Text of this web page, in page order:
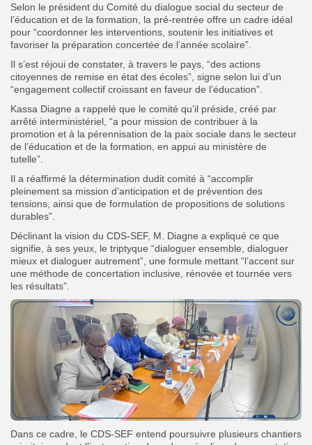
Selon le président du Comité du dialogue social du secteur de
l’éducation et de la formation, la pré-rentrée offre un cadre idéal
pour “coordonner les interventions, soutenir les initiatives et
favoriser la préparation concertée de l’année scolaire”.
Il s’est réjoui de constater, à travers le pays, “des actions
citoyennes de remise en état des écoles”, signe selon lui d’un
“engagement collectif croissant en faveur de l’éducation”.
Kassa Diagne a rappelé que le comité qu’il préside, créé par
arrêté interministériel, “a pour mission de contribuer à la
promotion et à la pérennisation de la paix sociale dans le secteur
de l’éducation et de la formation, en appui au ministère de
tutelle”.
Il a réaffirmé la détermination dudit comité à “accomplir
pleinement sa mission d’anticipation et de prévention des
tensions, ainsi que de formulation de propositions de solutions
durables”.
Déclinant la vision du CDS-SEF, M. Diagne a expliqué ce que
signifie, à ses yeux, le triptyque “dialoguer ensemble, dialoguer
mieux et dialoguer autrement”, une formule mettant “l’accent sur
une méthode de concertation inclusive, rénovée et tournée vers
les résultats”.
Dans ce cadre, le CDS-SEF entend poursuivre plusieurs chantiers